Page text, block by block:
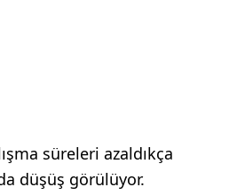
süreleri azaldıkça
düşüş görülüyor.